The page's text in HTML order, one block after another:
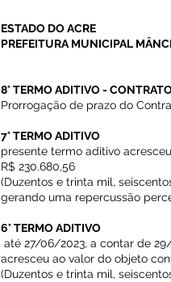
ESTADO DO ACRE
PREFEITURA MUNICIPAL
8° TERMO ADITIVO -
Prorrogação de prazo do
7° TERMO ADITIVO
presente termo aditivo
R$ 230.680,56
(Duzentos e trinta mil,
gerando uma repercussão
6° TERMO ADITIVO
até 27/06/2023, a contar de
acresceu ao valor do objeto
(Duzentos e trinta mil,